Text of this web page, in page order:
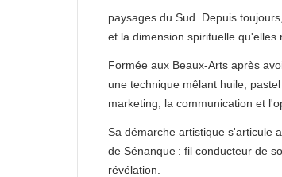
paysages du Sud. Depuis
et la dimension spirituelle qu'elles
Formée aux Beaux-Arts après
une technique mêlant huile,
marketing, la communication et
Sa démarche artistique s'articule
de Sénanque : fil conducteur de
révélation.